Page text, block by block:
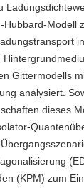
Modell
Gittermodells
analysiert.
dieses
(KPM) zum